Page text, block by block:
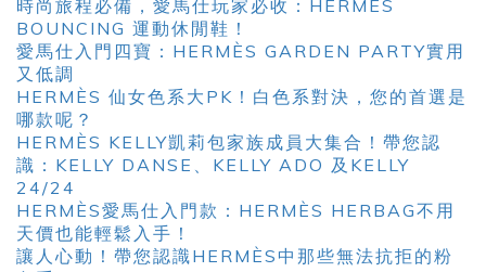
時尚旅程必備，愛馬仕玩家必收：HERMÈS
BOUNCING 運動休閒鞋！
愛馬仕入門四寶：HERMÈS GARDEN PARTY實用
又低調
HERMÈS 仙女色系大PK！白色系對決，您的首選是
哪款呢？
HERMÈS KELLY凱莉包家族成員大集合！帶您認
識：KELLY DANSE、KELLY ADO 及KELLY
24/24
HERMÈS愛馬仕入門款：HERMÈS HERBAG不用
天價也能輕鬆入手！
讓人心動！帶您認識HERMÈS中那些無法抗拒的粉